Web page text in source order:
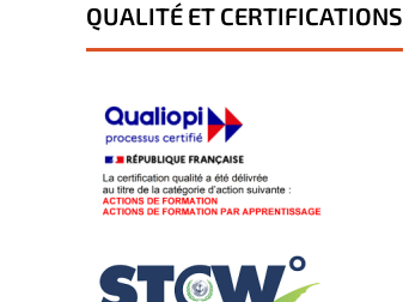
QUALITÉ ET CERTIFICATIONS